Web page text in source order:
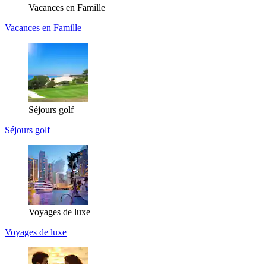
Vacances en Famille
Vacances en Famille
Séjours golf
Séjours golf
Voyages de luxe
Voyages de luxe